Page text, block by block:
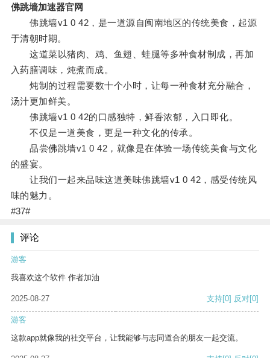
佛跳墙加速器官网
佛跳墙v1 0 42，是一道源自闽南地区的传统美食，起源
于清朝时期。
这道菜以猪肉、鸡、鱼翅、蛙腿等多种食材制成，再加
入药膳调味，炖煮而成。
炖制的过程需要数十个小时，让每一种食材充分融合，
汤汁更加鲜美。
佛跳墙v1 0 42的口感独特，鲜香浓郁，入口即化。
不仅是一道美食，更是一种文化的传承。
品尝佛跳墙v1 0 42，就像是在体验一场传统美食与文化
的盛宴。
让我们一起来品味这道美味佛跳墙v1 0 42，感受传统风
味的魅力。
#37#
评论
游客
我喜欢这个软件 作者加油
2025-08-27 支持[0] 反对[0]
游客
这款app就像我的社交平台，让我能够与志同道合的朋友一起交流。